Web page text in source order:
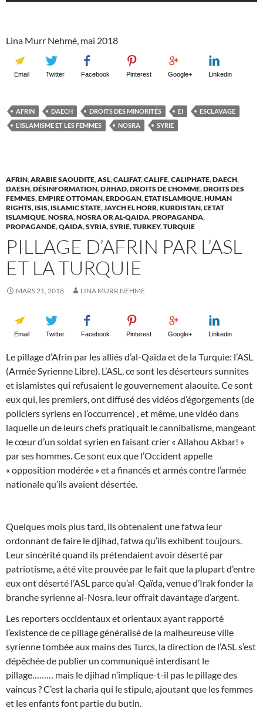
Lina Murr Nehmé, mai 2018
Email Twitter Facebook Pinterest Google+ Linkedin
AFRIN DAECH DROITS DES MINORITÉS EI
ESCLAVAGE
L'ISLAMISME ET LES FEMMES
NOSRA SYRIE
AFRIN,ARABIE SAOUDITE,ASL,CALIFAT,CALIFE,CALIPHATE,DAECH,
DAESH,DÉSINFORMATION,DJIHAD,DROITS DE L'HOMME,DROITS DES
FEMMES,EMPIRE OTTOMAN,ERDOGAN,ETAT ISLAMIQUE,HUMAN
RIGHTS, ISIS, ISLAMIC STATE,JAYCH EL HORR,KURDISTAN,L'ETAT
ISLAMIQUE,NOSRA,NOSRA OR AL-QAIDA,PROPAGANDA,
PROPAGANDE,QAIDA,SYRIA,SYRIE,TURKEY,TURQUIE
PILLAGE D’AFRIN PAR L’ASL
ET LA TURQUIE
MARS 21, 2018 LINA MURR NEHME
Email Twitter Facebook Pinterest Google+ Linkedin
Le pillage d’Afrin par les alliés d’al-Qaïda et de la Turquie: l’ASL
(Armée Syrienne Libre). L’ASL, ce sont les déserteurs sunnites
et islamistes qui refusaient le gouvernement alaouite. Ce sont
eux qui, les premiers, ont diffusé des vidéos d’égorgements (de
policiers syriens en l’occurrence) , et même, une vidéo dans
laquelle un de leurs chefs pratiquait le cannibalisme, mangeant
le cœur d’un soldat syrien en faisant crier « Allahou Akbar! »
par ses hommes. Ce sont eux que l’Occident appelle
« opposition modérée » et a financés et armés contre l’armée
nationale qu’ils avaient désertée.
Quelques mois plus tard, ils obtenaient une fatwa leur
ordonnant de faire le djihad, fatwa qu’ils exhibent toujours.
Leur sincérité quand ils prétendaient avoir déserté par
patriotisme, a été vite prouvée par le fait que la plupart d’entre
eux ont déserté l’ASL parce qu’al-Qaïda, venue d’Irak fonder la
branche syrienne al-Nosra, leur offrait davantage d’argent.
Les reporters occidentaux et orientaux ayant rapporté
l’existence de ce pillage généralisé de la malheureuse ville
syrienne tombée aux mains des Turcs, la direction de l’ASL s’est
dépêchée de publier un communiqué interdisant le
pillage……… mais le djihad n’implique-t-il pas le pillage des
vaincus ? C’est la charia qui le stipule, ajoutant que les femmes
et les enfants font partie du butin.